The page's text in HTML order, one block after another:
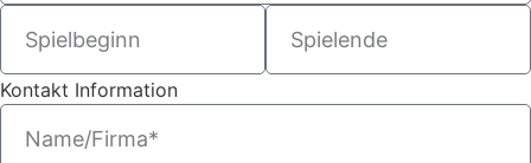
Kontakt Information